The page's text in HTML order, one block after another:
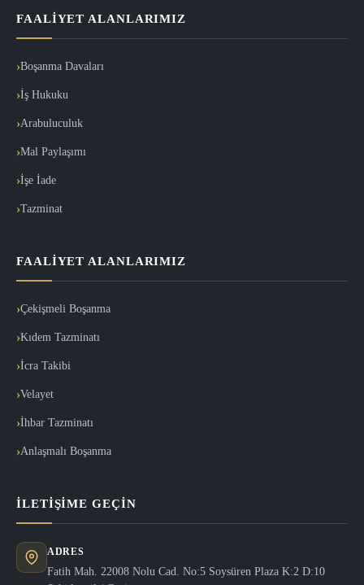
FAALIYET ALANLARIMIZ
Boşanma Davaları
İş Hukuku
Arabuluculuk
Mal Paylaşımı
İşe İade
Tazminat
FAALIYET ALANLARIMIZ
Çekişmeli Boşanma
Kıdem Tazminatı
İcra Takibi
Velayet
İhbar Tazminatı
Anlaşmalı Boşanma
İLETIŞIME GEÇIN
ADRES
Fatih Mah. 22008 Nolu Cad. No:5 Soysüren Plaza K:2 D:10